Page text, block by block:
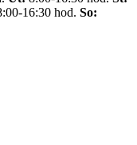
16:30 hod. So: